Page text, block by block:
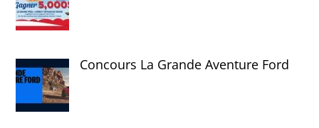
Concours La Grande Aventure Ford